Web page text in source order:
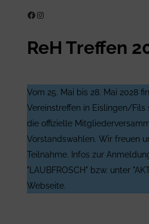
ReH e.V. auf Facebook
ReH e.V. auf Instagram
ReH Treffen
Vom 25. Mai bis 28. Mai 2028
Vereinstreffen in Eislingen/Fils
die offizielle
Vorstandswahlen. Wir freuen
Teilnahme. Infos zur
"LAUBFROSCH" bzw. unter
Webseite.